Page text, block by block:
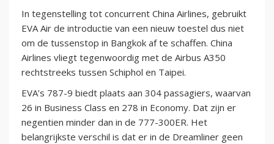
In tegenstelling tot concurrent China Airlines, gebruikt
EVA Air de introductie van een nieuw toestel dus niet
om de tussenstop in Bangkok af te schaffen. China
Airlines vliegt tegenwoordig met de Airbus A350
rechtstreeks tussen Schiphol en Taipei.
EVA’s 787-9 biedt plaats aan 304 passagiers, waarvan
26 in Business Class en 278 in Economy. Dat zijn er
negentien minder dan in de 777-300ER. Het
belangrijkste verschil is dat er in de Dreamliner geen